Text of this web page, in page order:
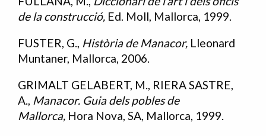
de la construcció, Ed. Moll, Mallorca, 1999.
FUSTER, G., Història de Manacor, Lleonard
Muntaner, Mallorca, 2006.
GRIMALT GELABERT, M., RIERA SASTRE,
A., Manacor. Guia dels pobles de
Mallorca, Hora Nova, SA, Mallorca, 1999.